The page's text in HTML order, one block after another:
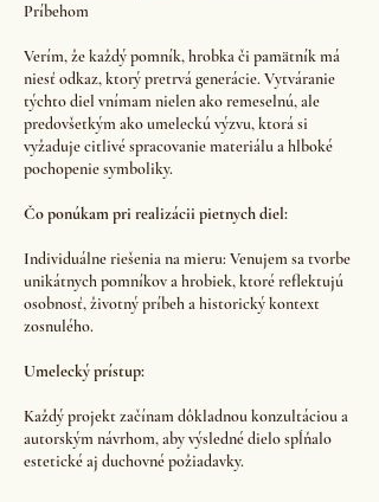
Príbehom
Verím, že každý pomník, hrobka či pamätník má
niesť odkaz, ktorý pretrvá generácie. Vytváranie
týchto diel vnímam nielen ako remeselnú, ale
predovšetkým ako umeleckú výzvu, ktorá si
vyžaduje citlivé spracovanie materiálu a hlboké
pochopenie symboliky.
Čo ponúkam pri realizácii pietnych diel:
Individuálne riešenia na mieru: Venujem sa tvorbe
unikátnych pomníkov a hrobiek, ktoré reflektujú
osobnosť, životný príbeh a historický kontext
zosnulého.
Umelecký prístup:
Každý projekt začínam dôkladnou konzultáciou a
autorským návrhom, aby výsledné dielo spĺňalo
estetické aj duchovné požiadavky.